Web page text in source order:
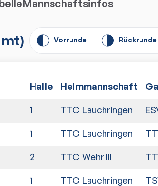
Mannschaftsinfos
) Vorrunde Rückrunde
Halle Heimmannschaft
1 TTC Lauchringen
1 TTC Lauchringen
2 TTC Wehr III
1 TTC Lauchringen